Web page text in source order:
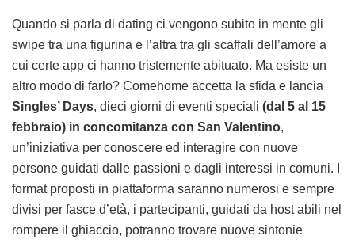
Quando si parla di dating ci vengono subito in mente gli
swipe tra una figurina e l’altra tra gli scaffali dell’amore a
cui certe app ci hanno tristemente abituato. Ma esiste un
altro modo di farlo? Comehome accetta la sfida e lancia
Singles’ Days, dieci giorni di eventi speciali (dal 5 al 15
febbraio) in concomitanza con San Valentino,
un’iniziativa per conoscere ed interagire con nuove
persone guidati dalle passioni e dagli interessi in comuni. I
format proposti in piattaforma saranno numerosi e sempre
divisi per fasce d’età, i partecipanti, guidati da host abili nel
rompere il ghiaccio, potranno trovare nuove sintonie